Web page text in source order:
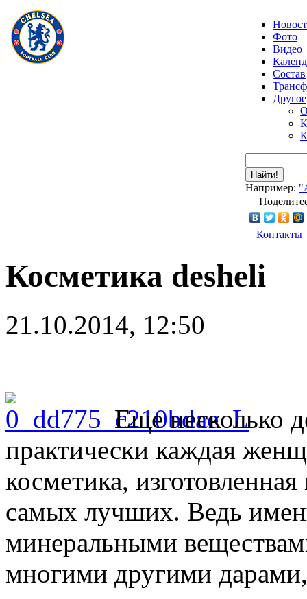
Фото
Видео
Состав
Другое
Найти!
Например:
Контакты
Косметика desheli
21.10.2014, 12:50
Еще несколько
практически каждая
косметика,
самых лучших. Ведь
минеральными
многими другими